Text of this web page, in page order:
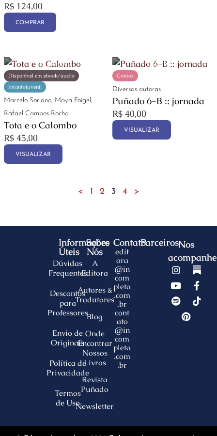
R$ 124,00
COMPRAR
Disponível em ebook/áudio
Infantojuvenil
Marcelo Soriano, Maya Foigel,
Rafael Campos Rocha
Tota e o Calombo
R$ 45,00
VISUALIZAR
Contos
Diversas autoras
Puñado 6-B :: jornada
R$ 40,00
VISUALIZAR
< 1 2 3 4 >
Informações
Úteis
Dúvidas
Frequentes
Descontos
para
Professores
Envio de
Originais
Política de
Privacidade
Termos
de Uso
Sobre
Nós
A
Editora
Autores &
Tradutores
Blog
Onde
Encontrar
Nossos
Livros
Revista
Puñado
Newsletter
Contato
edit
ora
@in
com
pleta
.com
.br
cont
ato
@in
com
pleta
.com
.br
ParceirosNos